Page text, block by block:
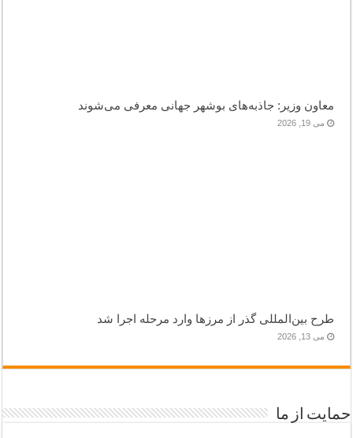
معاون وزیر: جاذبه‌های بوشهر جهانی معرفی می‌شوند
می 19, 2026
طرح بین‌المللی گذر از مرزها وارد مرحله اجرا شد
می 13, 2026
حمایت از ما